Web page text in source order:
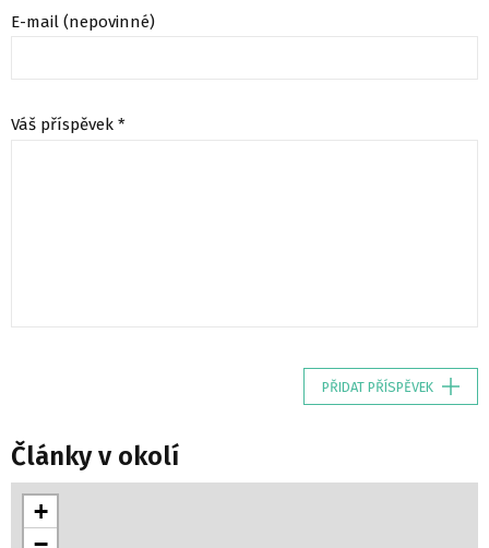
E-mail (nepovinné)
Váš příspěvek *
PŘIDAT PŘÍSPĚVEK
Články v okolí
+